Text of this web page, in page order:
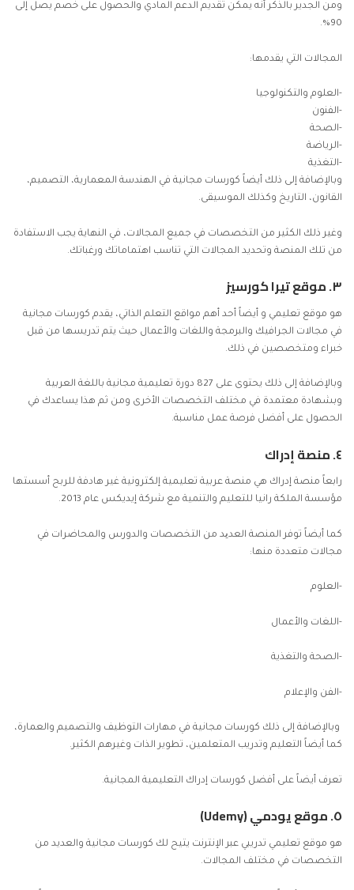
ومن الجدير بالذكر أنه يمكن تقديم الدعم المادي والحصول على خصم يصل إلى
90%.
المجالات التي يقدمها:
-العلوم والتكنولوجيا
-الفنون
-الصحة
-الرياضة
-التغذية
وبالإضافة إلى ذلك أيضاً كورسات مجانية في الهندسة المعمارية، التصميم،
القانون، التاريخ وكذلك الموسيقى.
وغير ذلك الكثير من التخصصات في جميع المجالات، في النهاية يجب الاستفادة
من تلك المنصة وتحديد المجالات التي تناسب اهتماماتك ورغباتك.
٣. موقع تیرا كورسيز
هو موقع تعليمي و أيضاً أحد أهم مواقع التعلم الذاتي، يقدم كورسات مجانية
في مجالات الجرافيك والبرمجة واللغات والأعمال حيث يتم تدريسها من قبل
خبراء ومتخصصين في ذلك.
وبالإضافة إلى ذلك يحتوى على 827 دورة تعليمية مجانية باللغة العربية
وبشهادة معتمدة في مختلف التخصصات الأخرى ومن ثم هذا يساعدك في
الحصول على أفضل فرصة عمل مناسبة.
٤. منصة إدراك
رابعاً منصة إدراك هي منصة عربية تعليمية إلكترونية غير هادفة للربح أسستها
مؤسسة الملكة رانيا للتعليم والتنمية مع شركة إيديكس عام 2013.
كما أيضاً توفر المنصة العدید من التخصصات والدورس والمحاضرات في
مجالات متعددة منها:
-العلوم
-اللغات والأعمال
-الصحة والتغذية
-الفن والإعلام
وبالإضافة إلى ذلك كورسات مجانية في مهارات التوظيف والتصميم والعمارة،
كما أيضاً التعليم وتدريب المتعلمين، تطوير الذات وغيرهم الكثير.
تعرف أيضاً على أفضل كورسات إدراك التعليمية المجانية.
٥. موقع يودمي (Udemy)
هو موقع تعليمي تدريبي عبر الإنترنت يتيح لك كورسات مجانية والعديد من
التخصصات في مختلف المجالات.